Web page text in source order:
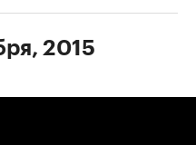
2015